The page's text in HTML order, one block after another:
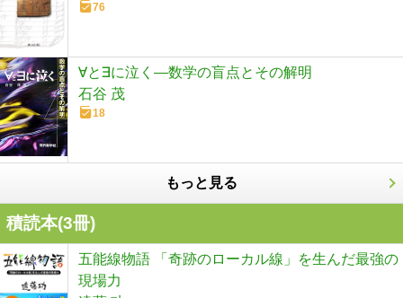
76
∀と∃に泣く―数学の盲点とその解明
石谷 茂
18
もっと見る
積読本(3冊)
五能線物語 「奇跡のローカル線」を生んだ最強の
現場力